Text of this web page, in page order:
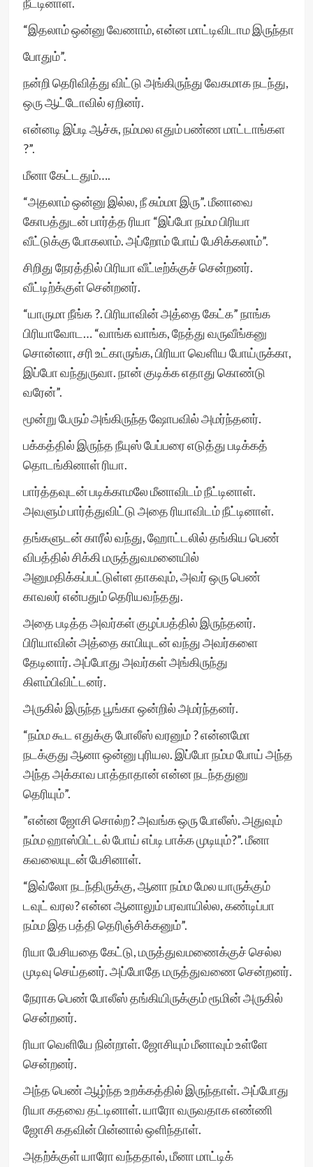
“இதலாம் ஒன்னு வேணாம், என்ன மாட்டிவிடாம இருந்தா
போதும்”.
நன்றி தெரிவித்து விட்டு அங்கிருந்து வேகமாக நடந்து,
ஒரு ஆட்டோவில் ஏறினர்.
என்னடி இப்டி ஆச்சு, நம்மல எதும் பண்ண மாட்டாங்கள
?”.
மீனா கேட்டதும்….
“அதலாம் ஒன்னு இல்ல, நீ சும்மா இரு”. மீனாவை
கோபத்துடன் பார்த்த ரியா “இப்போ நம்ம பிரியா
வீட்டுக்கு போகலாம். அப்றோம் போய் பேசிக்கலாம்”.
சிறிது நேரத்தில் பிரியா வீட்டீற்க்குச் சென்றனர்.
வீட்டிற்க்குள் சென்றனர்.
“யாருமா நீங்க ?. பிரியாவின் அத்தை கேட்க” நாங்க
பிரியாவோட… “வாங்க வாங்க, நேத்து வருவீங்கனு
சொன்னா, சரி உட்காருங்க, பிரியா வெளிய போய்ருக்கா,
இப்போ வந்துருவா. நான் குடிக்க எதாது கொண்டு
வரேன்”.
மூன்று பேரும் அங்கிருந்த ஷோபவில் அமர்ந்தனர்.
பக்கத்தில் இருந்த நீயுஸ் பேப்பரை எடுத்து படிக்கத்
தொடங்கினாள் ரியா.
பார்த்தவுடன் படிக்காமலே மீனாவிடம் நீட்டினாள்.
அவளும் பார்த்துவிட்டு அதை ரியாவிடம் நீட்டினாள்.
தங்களுடன் காரீல் வந்து, ஹோட்டலில் தங்கிய பெண்
விபத்தில் சிக்கி மருத்துவமனையில்
அனுமதிக்கப்பட்டுள்ள தாகவும், அவர் ஒரு பெண்
காவலர் என்பதும் தெரியவந்தது.
அதை படித்த அவர்கள் குழப்பத்தில் இருந்தனர்.
பிரியாவின் அத்தை காபியுடன் வந்து அவர்களை
தேடினார். அப்போது அவர்கள் அங்கிருந்து
கிளம்பிவிட்டனர்.
அருகில் இருந்த பூங்கா ஒன்றில் அமர்ந்தனர்.
“நம்ம கூட எதுக்கு போலீஸ் வரனும் ? என்னமோ
நடக்குது ஆனா ஒன்னு புரியல. இப்போ நம்ம போய் அந்த
அந்த அக்காவ பாத்தாதான் என்ன நடந்ததுனு
தெரியும்”.
”என்ன ஜோசி சொல்ற? அவங்க ஒரு போலீஸ். அதுவும்
நம்ம ஹாஸ்பிட்டல் போய் எப்டி பாக்க முடியும்?”. மீனா
கவலையுடன் பேசினாள்.
“இவ்லோ நடந்திருக்கு, ஆனா நம்ம மேல யாருக்கும்
டவுட் வரல? என்ன ஆனாலும் பரவாயில்ல, கண்டிப்பா
நம்ம இத பத்தி தெரிஞ்சிக்கனும்”.
ரியா பேசியதை கேட்டு, மருத்துவமணைக்குச் செல்ல
முடிவு செய்தனர். அப்போதே மருத்துவணை சென்றனர்.
நேராக பெண் போலீஸ் தங்கியிருக்கும் ரூமின் அருகில்
சென்றனர்.
ரியா வெளியே நின்றாள். ஜோசியும் மீனாவும் உள்ளே
சென்றனர்.
அந்த பெண் ஆழ்ந்த உறக்கத்தில் இருந்தாள். அப்போது
ரியா கதவை தட்டினாள். யாரோ வருவதாக எண்ணி
ஜோசி கதவின் பின்னால் ஒளிந்தாள்.
அதற்க்குள் யாரோ வந்ததால், மீனா மாட்டிக்